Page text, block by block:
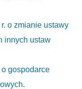
o zmianie ustawy
innych ustaw
gospodarce